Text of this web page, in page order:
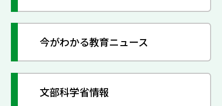
今がわかる教育ニュース
文部科学省情報